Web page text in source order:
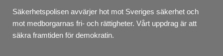
Säkerhetspolisen avvärjer hot mot Sveriges säkerhet och
mot medborgarnas fri- och rättigheter. Vårt uppdrag är att
säkra framtiden för demokratin.